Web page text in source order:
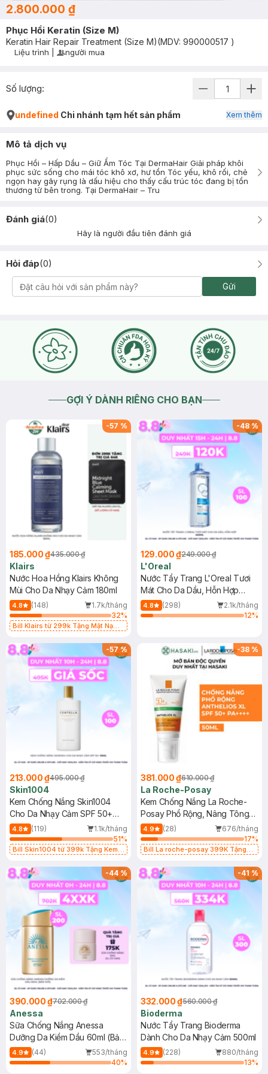
2.800.000 ₫
Phục Hồi Keratin (Size M)
Keratin Hair Repair Treatment (Size M)(MDV: 990000517 )
Timer Gray Icon
Liệu trình User Product Icon
người mua
Số lượng:
undefined Chi nhánh tạm hết sản phẩm Xem thêm
Mô tả dịch vụ
Phục Hồi – Hấp Dầu – Giữ Ẩm Tóc Tại DermaHair Giải pháp khôi
phục sức sống cho mái tóc khô xơ, hư tổn Tóc yếu, khô rối, chẻ
ngọn hay gãy rụng là dấu hiệu cho thấy cấu trúc tóc đang bị tổn
thương từ bên trong. Tại DermaHair – Tru
Đánh giá(0)
Hãy là người đầu tiên đánh giá
Hỏi đáp(0)
Gửi
GỢI Ý DÀNH RIÊNG CHO BẠN
-57 %
185.000 ₫435.000 ₫
Klairs
Nước Hoa Hồng Klairs Không
Mùi Cho Da Nhạy Cảm 180ml
4.8 (148)
1.7k/tháng
32%
Bill Klairs từ 299k Tặng Mặt Nạ
25ml (SL Có Hạn)
-48%
129.000 ₫249.000 ₫
L'Oreal
Nước Tẩy Trang L'Oreal Tươi
Mát Cho Da Dầu, Hỗn Hợp
400ml
4.8 (298)
2.1k/tháng
12%
-57%
213.000 ₫495.000 ₫
Skin1004
Kem Chống Nắng Skin1004
Cho Da Nhạy Cảm SPF 50+
50ml
4.8 (119)
1.1k/tháng
51%
Bill Skin1004 từ 399k Tặng Kem
SPF 50+ 20ml (SL Có Hạn)
-38 %
381.000 ₫610.000 ₫
La Roche-Posay
Kem Chống Nắng La Roche-
Posay Phổ Rộng, Nâng Tông
Kiềm Dầu 50ml
4.9 (28)
676/tháng
17%
Bill La roche-posay 399K Tặng
(SL có hạn)
-44%
390.000 ₫702.000 ₫
Anessa
Sữa Chống Nắng Anessa
Dưỡng Da Kiềm Dầu 60ml (Bản
Mới)
4.9 (44)
553/tháng
40%
-41%
332.000 ₫560.000 ₫
Bioderma
Nước Tẩy Trang Bioderma
Dành Cho Da Nhạy Cảm 500ml
4.9 (228)
880/tháng
13%